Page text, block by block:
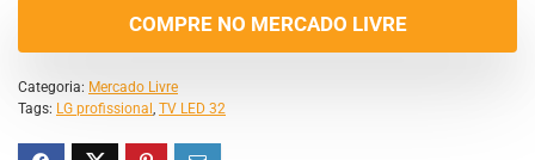
COMPRE NO MERCADO LIVRE
Categoria: Mercado Livre
Tags: LG profissional, TV LED 32